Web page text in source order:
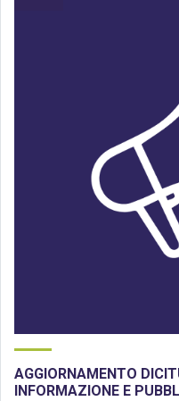
AGGIORNAMENTO
INFORMAZIONE E